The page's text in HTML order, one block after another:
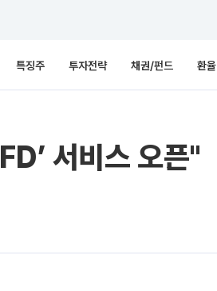
특징주 투자전략 채권/펀드 환율
서비스 오픈"